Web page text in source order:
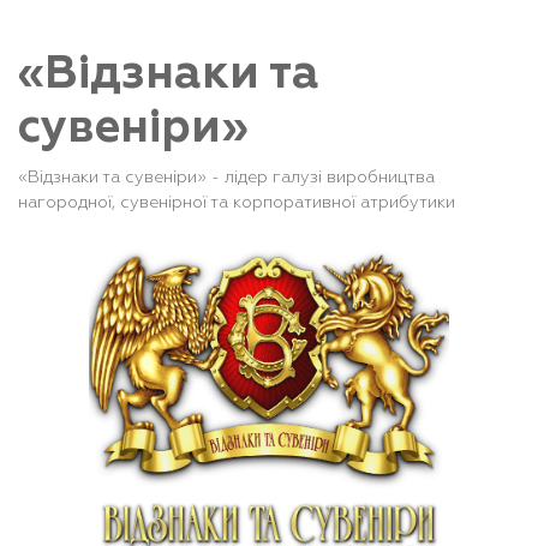
Контакти
UA RU
«Відзнаки та
сувеніри»
«Відзнаки та сувеніри» - лідер галузі виробництва
нагородної, сувенірної та корпоративної атрибутики